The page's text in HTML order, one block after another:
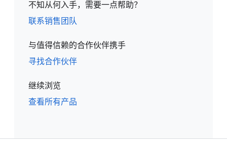
不知从何入手，需要一点帮助？
联系销售团队
与值得信赖的合作伙伴携手
寻找合作伙伴
继续浏览
查看所有产品